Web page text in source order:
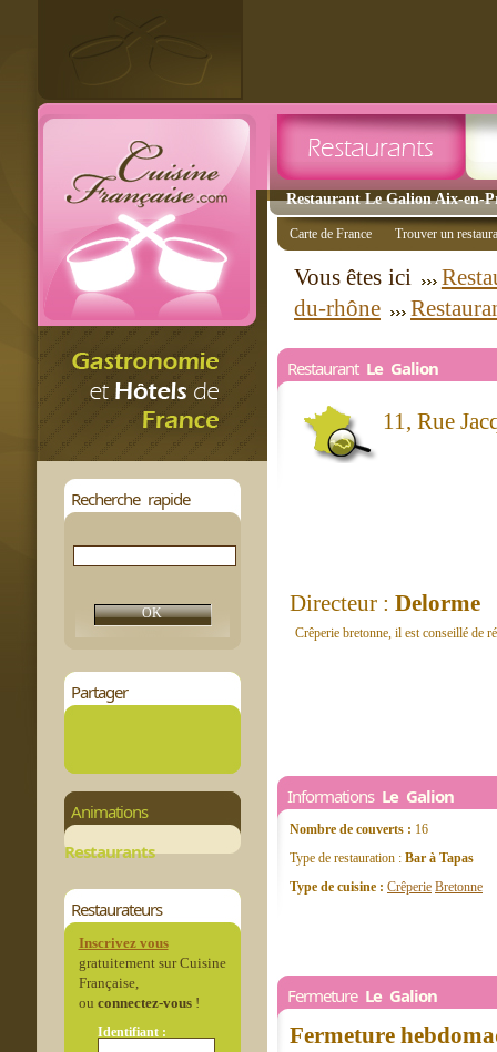
Restaurant Le Galion Aix-en-
Recherche rapide
Partager
Animations
Restaurants
Restaurateurs
Inscrivez vous
gratuitement sur Cuisine
Française,
ou connectez-vous!
Identifiant :
Carte de France Trouver un
Vous êtes ici
du-rhône
Restaurant Le Galion
11, Rue
Directeur : Delorme
Crêperie bretonne, il est conseillé de
Informations Le Galion
Nombre de couverts : 16
Type de restauration : Bar à Tapas
Type de cuisine : Crêperie Bretonne
Fermeture Le Galion
Fermeture